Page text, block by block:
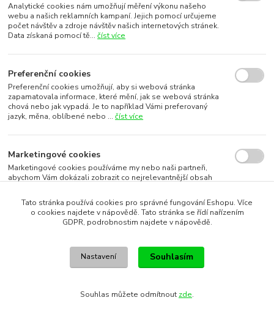
Analytické cookies nám umožňují měření výkonu našeho
webu a našich reklamních kampaní. Jejich pomocí určujeme
počet návštěv a zdroje návštěv našich internetových stránek.
Data získaná pomocí tě...číst více
Preferenční cookies
Preferenční cookies umožňují, aby si webová stránka
zapamatovala informace, které mění, jak se webová stránka
chová nebo jak vypadá. Je to například Vámi preferovaný
jazyk, měna, oblíbené nebo ...číst více
Marketingové cookies
Marketingové cookies používáme my nebo naši partneři,
abychom Vám dokázali zobrazit co nejrelevantnější obsah
subjektů. To je možn...
Souhlasím s využitím vybraných souborů cookies
Tato stránka používá cookies pro správné fungování Eshopu. Více
o cookies najdete v nápovědě. Tato stránka se řídí nařízením
GDPR, podrobnostim najdete v nápovědě.
Nastavení Souhlasím
Souhlas můžete odmítnout zde.